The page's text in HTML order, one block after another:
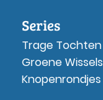
Series
Trage Tochten
Groene Wissels
Knopenrondjes